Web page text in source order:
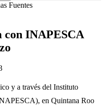
INAPESCA
y a través del Instituto
en Quintana Roo